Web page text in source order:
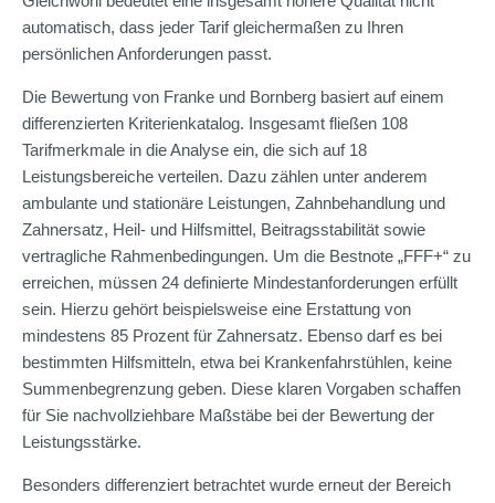
automatisch, dass jeder Tarif gleichermaßen zu Ihren
persönlichen Anforderungen passt.
Die Bewertung von Franke und Bornberg basiert auf einem
differenzierten Kriterienkatalog. Insgesamt fließen 108
Tarifmerkmale in die Analyse ein, die sich auf 18
Leistungsbereiche verteilen. Dazu zählen unter anderem
ambulante und stationäre Leistungen, Zahnbehandlung und
Zahnersatz, Heil- und Hilfsmittel, Beitragsstabilität sowie
vertragliche Rahmenbedingungen. Um die Bestnote „FFF+“ zu
erreichen, müssen 24 definierte Mindestanforderungen erfüllt
sein. Hierzu gehört beispielsweise eine Erstattung von
mindestens 85 Prozent für Zahnersatz. Ebenso darf es bei
bestimmten Hilfsmitteln, etwa bei Krankenfahrstühlen, keine
Summenbegrenzung geben. Diese klaren Vorgaben schaffen
für Sie nachvollziehbare Maßstäbe bei der Bewertung der
Leistungsstärke.
Besonders differenziert betrachtet wurde erneut der Bereich